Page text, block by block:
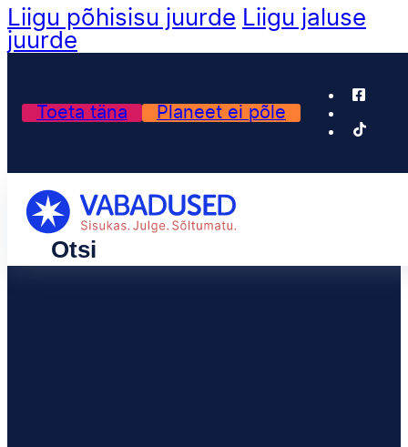
Liigu põhisisu juurde Liigu jaluse
juurde
Toeta täna Planeet ei põle